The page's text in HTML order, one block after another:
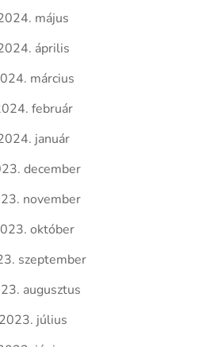
május
április
március
február
január
december
november
október
szeptember
augusztus
2023. július